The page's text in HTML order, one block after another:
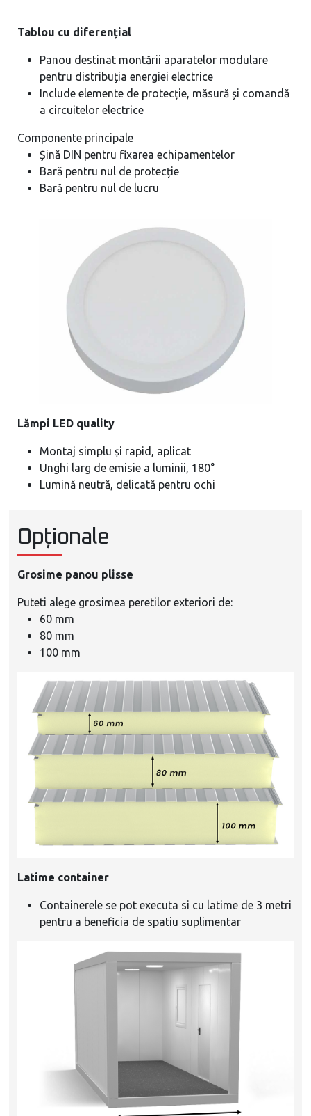
Tablou cu diferențial
Panou destinat montării aparatelor modulare
pentru distribuția energiei electrice
Include elemente de protecție, măsură și comandă
a circuitelor electrice
Componente principale
Șină DIN pentru fixarea echipamentelor
Bară pentru nul de protecție
Bară pentru nul de lucru
Lămpi LED quality
Montaj simplu și rapid, aplicat
Unghi larg de emisie a luminii, 180°
Lumină neutră, delicată pentru ochi
Opționale
Grosime panou plisse
Puteti alege grosimea peretilor exteriori de:
60 mm
80 mm
100 mm
Latime container
Containerele se pot executa si cu latime de 3 metri
pentru a beneficia de spatiu suplimentar